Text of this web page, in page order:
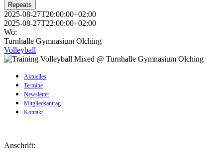
Repeats
2025-08-27T20:00:00+02:00
2025-08-27T22:00:00+02:00
Wo:
Turnhalle Gymnasium Olching
Volleyball
Aktuelles
Termine
Newsletter
Mitgliedsantrag
Kontakt
Anschrift: